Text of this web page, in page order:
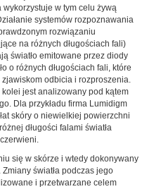
w tym celu żywą
systemów rozpoznawania
rozwiązaniu
na różnych długościach fali)
światło emitowane przez diody
o różnych długościach fali, które
odbicia i rozproszenia.
jest analizowany pod kątem
Dla przykładu firma Lumidigm
skóry o niewielkiej powierzchni
długości falami światła
się w skórze i wtedy dokonywany
światła podczas jego
i przetwarzane celem